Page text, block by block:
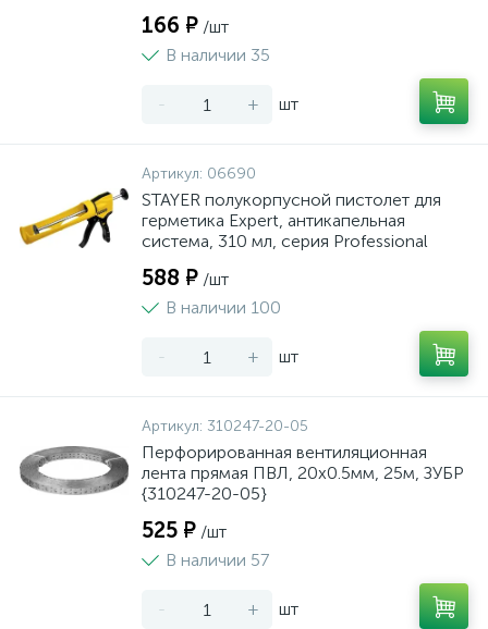
166 ₽ /шт
В наличии 35
- + шт
Артикул: 06690
STAYER полукорпусной пистолет для
герметика Expert, антикапельная
система, 310 мл, серия Professional
588 ₽ /шт
В наличии 100
- + шт
Артикул: 310247-20-05
Перфорированная вентиляционная
лента прямая ПВЛ, 20х0.5мм, 25м, ЗУБР
{310247-20-05}
525 ₽ /шт
В наличии 57
- + шт